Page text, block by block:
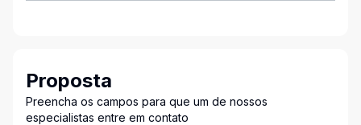
Proposta
Preencha os campos para que um de nossos
especialistas entre em contato